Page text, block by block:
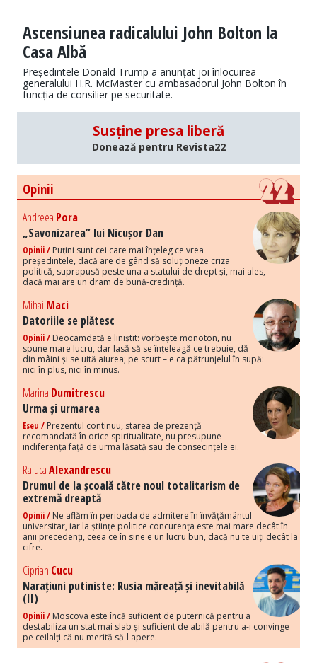
Ascensiunea radicalului John Bolton la
Casa Albă
Președintele Donald Trump a anunțat joi înlocuirea
generalului H.R. McMaster cu ambasadorul John Bolton în
funcția de consilier pe securitate.
Susține presa liberă
Donează pentru Revista22
Opinii
Andreea Pora
„Savonizarea” lui Nicușor Dan
Opinii / Puțini sunt cei care mai înțeleg ce vrea
președintele, dacă are de gând să soluționeze criza
politică, suprapusă peste una a statului de drept și, mai ales,
dacă mai are un dram de bună-credință.
Mihai Maci
Datoriile se plătesc
Opinii / Deocamdată e liniștit: vorbește monoton, nu
spune mare lucru, dar lasă să se înțeleagă ce trebuie, dă
din mâini și se uită aiurea; pe scurt – e ca pătrunjelul în supă:
nici în plus, nici în minus.
Marina Dumitrescu
Urma și urmarea
Eseu / Prezentul continuu, starea de prezență
recomandată în orice spiritualitate, nu presupune
indiferența față de urma lăsată sau de consecințele ei.
RalucaAlexandrescu
Drumul de la școală către noul totalitarism de
extremă dreaptă
Opinii / Ne aflăm în perioada de admitere în învățământul
universitar, iar la științe politice concurența este mai mare decât în
anii precedenți, ceea ce în sine e un lucru bun, dacă nu te uiți decât la
cifre.
Ciprian Cucu
Narațiuni putiniste: Rusia măreață și inevitabilă
(II)
Opinii / Moscova este încă suficient de puternică pentru a
destabiliza un stat mai slab și suficient de abilă pentru a-i convinge
pe ceilalți că nu merită să-l apere.